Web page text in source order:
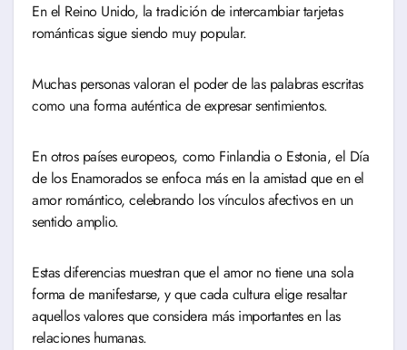
En el Reino Unido, la tradición de intercambiar tarjetas
románticas sigue siendo muy popular.
Muchas personas valoran el poder de las palabras escritas
como una forma auténtica de expresar sentimientos.
En otros países europeos, como Finlandia o Estonia, el Día
de los Enamorados se enfoca más en la amistad que en el
amor romántico, celebrando los vínculos afectivos en un
sentido amplio.
Estas diferencias muestran que el amor no tiene una sola
forma de manifestarse, y que cada cultura elige resaltar
aquellos valores que considera más importantes en las
relaciones humanas.